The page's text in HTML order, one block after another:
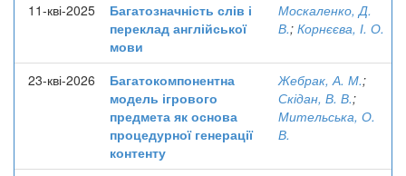
11-кві-2025
Багатозначність слів і
переклад англійської
мови
Москаленко, Д.
В.; Корнєєва, І. О.
23-кві-2026
Багатокомпонентна
модель ігрового
предмета як основа
процедурної генерації
контенту
Жебрак, А. М.;
Скідан, В. В.;
Мительська, О.
В.